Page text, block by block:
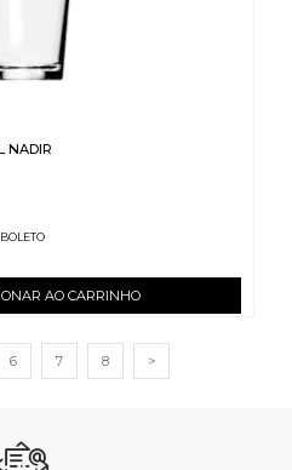
NADIR
BOLETO
AO CARRINHO
6 7 8 >